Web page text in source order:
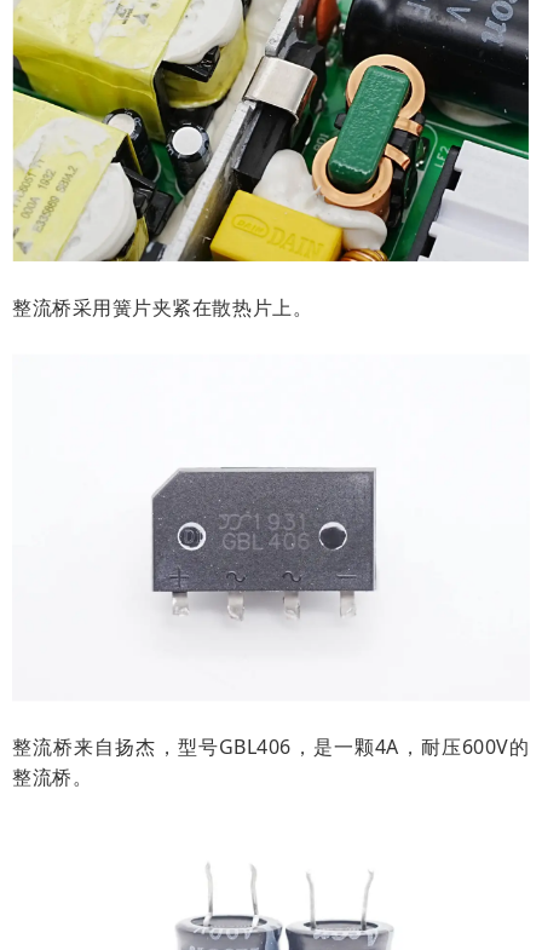
整流桥采用簧片夹紧在散热片上。
整流桥来自扬杰，型号GBL406，是一颗4A，耐压600V的
整流桥。